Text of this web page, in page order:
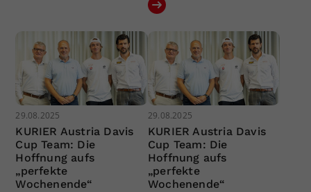
29.08.2025
KURIER Austria Davis
Cup Team: Die
Hoffnung aufs
„perfekte
Wochenende“
29.08.2025
KURIER Austria Davis
Cup Team: Die
Hoffnung aufs
„perfekte
Wochenende“